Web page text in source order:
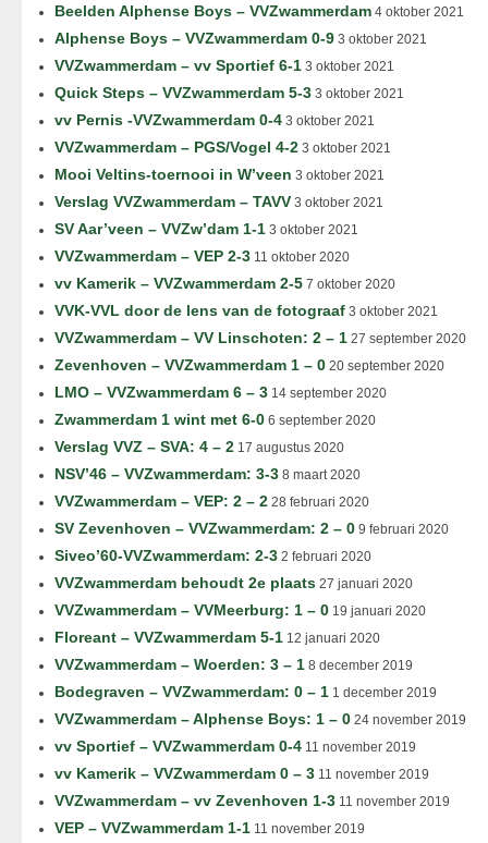
Beelden Alphense Boys – VVZwammerdam 4 oktober 2021
Alphense Boys – VVZwammerdam 0-9 3 oktober 2021
VVZwammerdam – vv Sportief 6-1 3 oktober 2021
Quick Steps – VVZwammerdam 5-3 3 oktober 2021
vv Pernis -VVZwammerdam 0-4 3 oktober 2021
VVZwammerdam – PGS/Vogel 4-2 3 oktober 2021
Mooi Veltins-toernooi in W’veen 3 oktober 2021
Verslag VVZwammerdam – TAVV 3 oktober 2021
SV Aar’veen – VVZw’dam 1-1 3 oktober 2021
VVZwammerdam – VEP 2-3 11 oktober 2020
vv Kamerik – VVZwammerdam 2-5 7 oktober 2020
VVK-VVL door de lens van de fotograaf 3 oktober 2021
VVZwammerdam – VV Linschoten: 2 – 1 27 september 2020
Zevenhoven – VVZwammerdam 1 – 0 20 september 2020
LMO – VVZwammerdam 6 – 3 14 september 2020
Zwammerdam 1 wint met 6-0 6 september 2020
Verslag VVZ – SVA: 4 – 2 17 augustus 2020
NSV’46 – VVZwammerdam: 3-3 8 maart 2020
VVZwammerdam – VEP: 2 – 2 28 februari 2020
SV Zevenhoven – VVZwammerdam: 2 – 0 9 februari 2020
Siveo’60-VVZwammerdam: 2-3 2 februari 2020
VVZwammerdam behoudt 2e plaats 27 januari 2020
VVZwammerdam – VVMeerburg: 1 – 0 19 januari 2020
Floreant – VVZwammerdam 5-1 12 januari 2020
VVZwammerdam – Woerden: 3 – 1 8 december 2019
Bodegraven – VVZwammerdam: 0 – 1 1 december 2019
VVZwammerdam – Alphense Boys: 1 – 0 24 november 2019
vv Sportief – VVZwammerdam 0-4 11 november 2019
vv Kamerik – VVZwammerdam 0 – 3 11 november 2019
VVZwammerdam – vv Zevenhoven 1-3 11 november 2019
VEP – VVZwammerdam 1-1 11 november 2019